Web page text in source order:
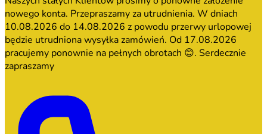
nowego konta. Przepraszamy za utrudnienia. W dniach
10.08.2026 do 14.08.2026 z powodu przerwy urlopowej
będzie utrudniona wysyłka zamówień. Od 17.08.2026
pracujemy ponownie na pełnych obrotach 😊. Serdecznie
zapraszamy